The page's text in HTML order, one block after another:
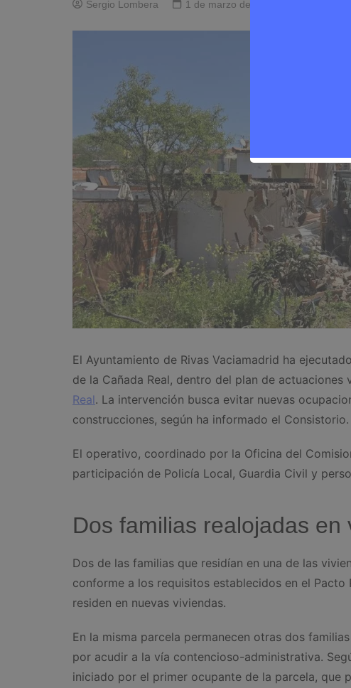
Sergio Lombera 1 de marzo de 2026
El Ayuntamiento de Rivas Vaciamadrid ha
de la Cañada Real, dentro del plan de actuaciones
Real. La intervención busca evitar nuevas
construcciones, según ha informado el Consistorio.
El operativo, coordinado por la Oficina del
participación de Policía Local, Guardia Civil y
Dos familias realojadas en
Dos de las familias que residían en una de las
conforme a los requisitos establecidos en el Pacto
residen en nuevas viviendas.
En la misma parcela permanecen otras dos
por acudir a la vía contencioso-administrativa.
iniciado por el primer ocupante de la parcela, que